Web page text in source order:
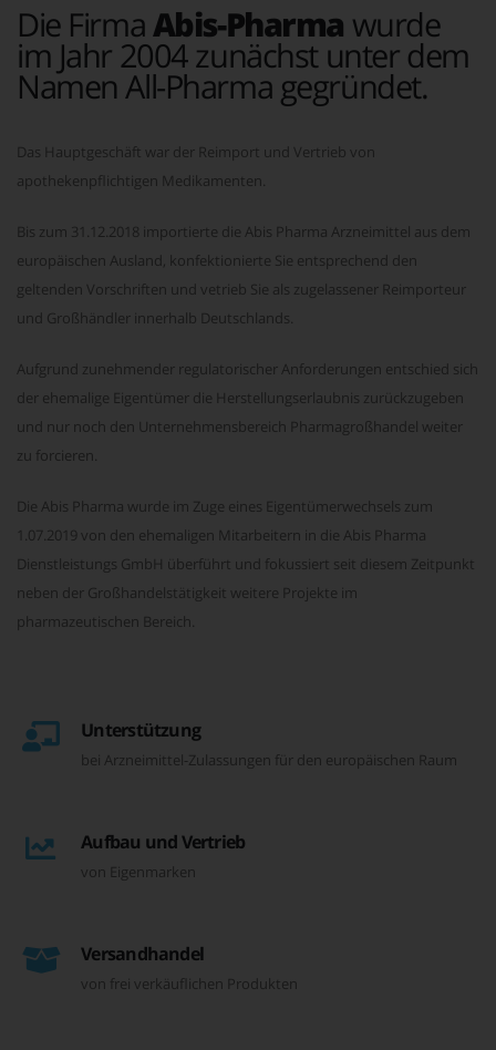
Die Firma Abis-Pharma wurde
im Jahr 2004 zunächst unter dem
Namen All-Pharma gegründet.
Das Hauptgeschäft war der Reimport und Vertrieb von
apothekenpflichtigen Medikamenten.
Bis zum 31.12.2018 importierte die Abis Pharma Arzneimittel aus dem
europäischen Ausland, konfektionierte Sie entsprechend den
geltenden Vorschriften und vetrieb Sie als zugelassener Reimporteur
und Großhändler innerhalb Deutschlands.
Aufgrund zunehmender regulatorischer Anforderungen entschied sich
der ehemalige Eigentümer die Herstellungserlaubnis zurückzugeben
und nur noch den Unternehmensbereich Pharmagroßhandel weiter
zu forcieren.
Die Abis Pharma wurde im Zuge eines Eigentümerwechsels zum
1.07.2019 von den ehemaligen Mitarbeitern in die Abis Pharma
Dienstleistungs GmbH überführt und fokussiert seit diesem Zeitpunkt
neben der Großhandelstätigkeit weitere Projekte im
pharmazeutischen Bereich.
Unterstützung
bei Arzneimittel-Zulassungen für den europäischen Raum
Aufbau und Vertrieb
von Eigenmarken
Versandhandel
von frei verkäuflichen Produkten